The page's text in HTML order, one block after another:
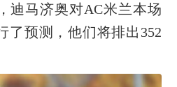
迪马济奥对AC米兰本场
了预测，他们将排出352